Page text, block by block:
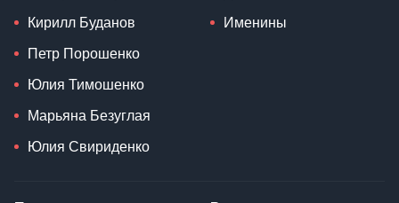
Кирилл Буданов
Петр Порошенко
Юлия Тимошенко
Марьяна Безуглая
Юлия Свириденко
Именины